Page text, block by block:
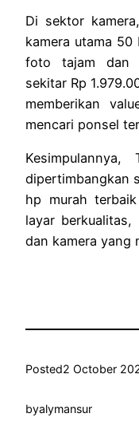
Di sektor
kamera utama 50
foto tajam dan
sekitar Rp
memberikan
mencari ponsel
dipertimbangkan
hp murah
layar
dan kamera yang
Posted2 October
byalymansur